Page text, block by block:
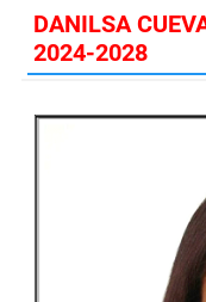
DANILSA
2024-2028